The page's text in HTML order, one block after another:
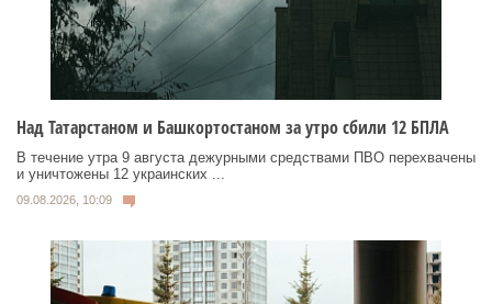
Над Татарстаном и Башкортостаном за утро сбили 12 БПЛА
В течение утра 9 августа дежурными средствами ПВО перехвачены
и уничтожены 12 украинских ...
09.08.2026, 10:09